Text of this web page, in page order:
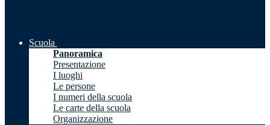
Scuola
Panoramica
Presentazione
I luoghi
Le persone
I numeri della scuola
Le carte della scuola
Organizzazione